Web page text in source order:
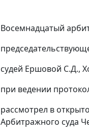
Восемнадцатый
судей Ершовой С.Д.,
при ведении
рассмотрел в
Арбитражного суда